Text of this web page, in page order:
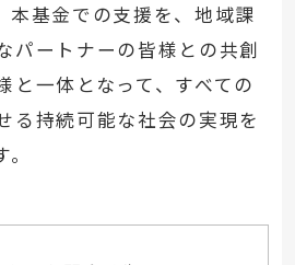
本基金での支援を、地域課
パートナーの皆様との共創
と一体となって、すべての
る持続可能な社会の実現を